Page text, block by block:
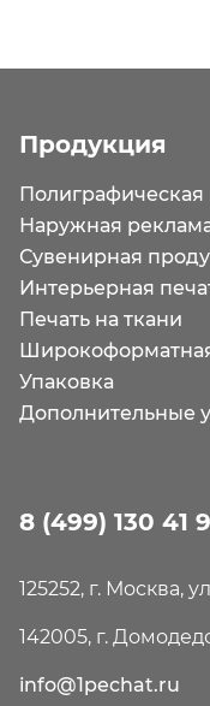
Продукция
Наружная
Сувенирная
Интерьерная
Печать на ткани
Упаковка
Дополнительные
8 (499) 130 41
125252, г. Москва,
142005, г.
info@1pechat.ru